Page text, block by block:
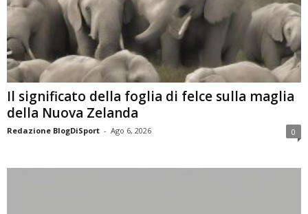
Il significato della foglia di felce sulla maglia
della Nuova Zelanda
Redazione BlogDiSport - Ago 6, 2026 0